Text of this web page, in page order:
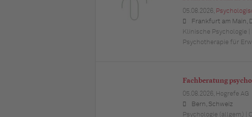
05.08.2026,
Frankfurt am Main,
Klinische Psychologie
Psychotherapie für
Fachberatung
05.08.2026, Hogrefe AG
Bern, Schweiz
Psychologie (allgem.) |